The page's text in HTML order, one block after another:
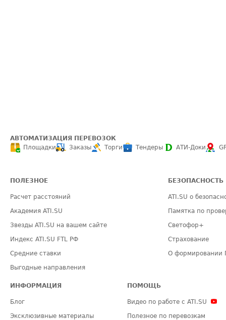
АВТОМАТИЗАЦИЯ ПЕРЕВОЗОК
Площадки
Заказы Торги Тендеры АТИ-Доки
ПОЛЕЗНОЕ
Расчет расстояний
Академия ATI.SU
Звезды ATI.SU на вашем сайте
Индекс ATI.SU FTL РФ
Средние ставки
Выгодные направления
БЕЗОПАСНОСТЬ
ATI.SU о
Памятка по
Светофор+
Страхование
О формировании
ИНФОРМАЦИЯ
Блог
Эксклюзивные материалы
ПОМОЩЬ
Видео по работе с ATI.SU
Полезное по перевозкам